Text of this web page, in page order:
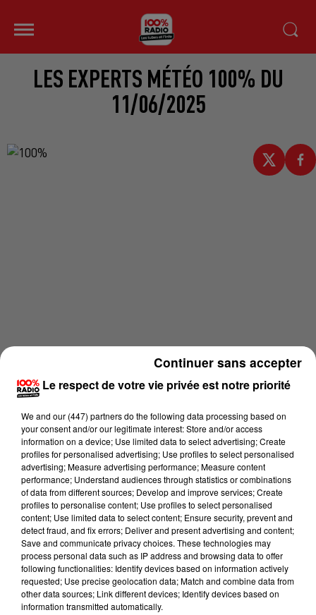
LES EXPERTS MÉTÉO 100% DU
11/06/2025
Lecture (2 min 49 sec)
100%
Le respect de votre vie privée est notre priorité
We and our (447) partnersdo the following data processing based on
your consent and/or our legitimate interest: Store and/or access
information on a device; Use limited data to select advertising; Create
profiles for personalised advertising; Use profiles to select personalised
advertising; Measure advertising performance; Measure content
performance; Understand audiences through statistics or combinations
of data from different sources; Develop and improve services; Create
profiles to personalise content; Use profiles to select personalised
content; Use limited data to select content; Ensure security, prevent and
detect fraud, and fix errors; Deliver and present advertising and content;
Save and communicate privacy choices. These technologies may
process personal data such as IP address and browsing data to offer
following functionalities: Identify devices based on information actively
requested; Use precise geolocation data; Match and combine data from
other data sources; Link different devices; Identify devices based on
information transmitted automatically.
Continuer sans accepter